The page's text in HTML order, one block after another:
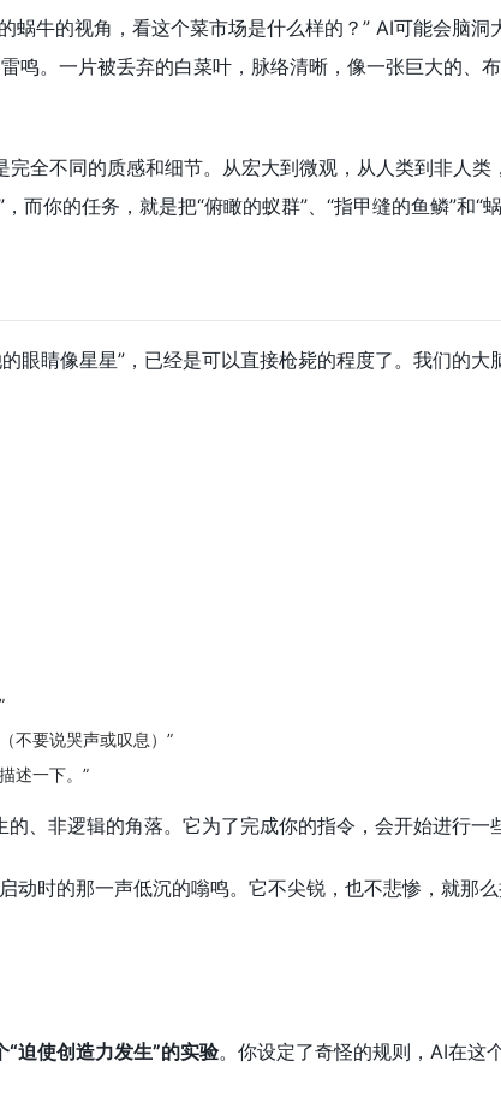
蜗牛的视角，看这个菜市场是什么样的？” AI可能会脑
鸣。一片被丢弃的白菜叶，脉络清晰，像一张巨大的、
完全不同的质感和细节。从宏大到微观，从人类到非人类
而你的任务，就是把“俯瞰的蚁群”、“指甲缝的鱼鳞”和
眼睛像星星”，已经是可以直接枪毙的程度了。我们的
不要说哭声或叹息）”
描述一下。”
、非逻辑的角落。它为了完成你的指令，会开始进行一
动时的那一声低沉的嗡鸣。它不尖锐，也不悲惨，就那
“迫使创造力发生”的实验。你设定了奇怪的规则，AI在这